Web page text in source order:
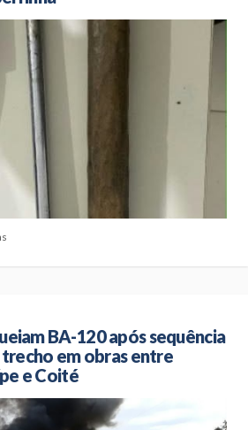
BA-120 após sequência
em obras entre
e Coité